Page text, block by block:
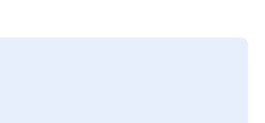
を実生活に結びつける。観察
体験することで、社会性や主
ブで思考力・表現力を強化した
力」を育成。6～8名のチーム制
働力も同時に高める。